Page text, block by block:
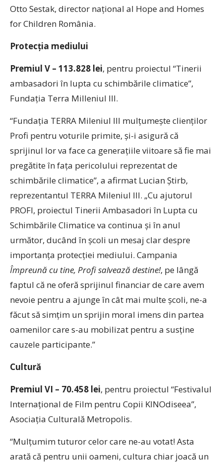
Otto Sestak, director național al Hope and Homes
for Children România.
Protecția mediului
Premiul V – 113.828 lei, pentru proiectul “Tinerii
ambasadori în lupta cu schimbările climatice”,
Fundația Terra Milleniul III.
“Fundația TERRA Mileniul III mulțumește clienților
Profi pentru voturile primite, și-i asigură că
sprijinul lor va face ca generațiile viitoare să fie mai
pregătite în fața pericolului reprezentat de
schimbările climatice”, a afirmat Lucian Știrb,
reprezentantul TERRA Mileniul III. „Cu ajutorul
PROFI, proiectul Tinerii Ambasadori în Lupta cu
Schimbările Climatice va continua și în anul
următor, ducând în școli un mesaj clar despre
importanța protecției mediului. Campania
Împreună cu tine, Profi salvează destine!, pe lângă
faptul că ne oferă sprijinul financiar de care avem
nevoie pentru a ajunge în cât mai multe școli, ne-a
făcut să simțim un sprijin moral imens din partea
oamenilor care s-au mobilizat pentru a susține
cauzele participante.”
Cultură
Premiul VI – 70.458 lei, pentru proiectul “Festivalul
Internațional de Film pentru Copii KINOdiseea”,
Asociația Culturală Metropolis.
“Mulțumim tuturor celor care ne-au votat! Asta
arată că pentru unii oameni, cultura chiar joacă un